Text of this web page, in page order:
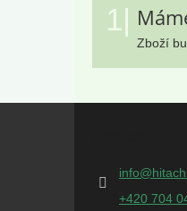
1|
Zboží
info@
+420 704